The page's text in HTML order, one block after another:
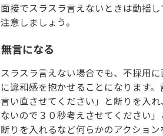
面接でスラスラ言えないときは動揺
注意しましょう。
無言になる
スラスラ言えない場合でも、不採用
に違和感を抱かせることになります
言い直させてください」と断りを入
ないので３０秒考えさせてください
断りを入れるなど何らかのアクション